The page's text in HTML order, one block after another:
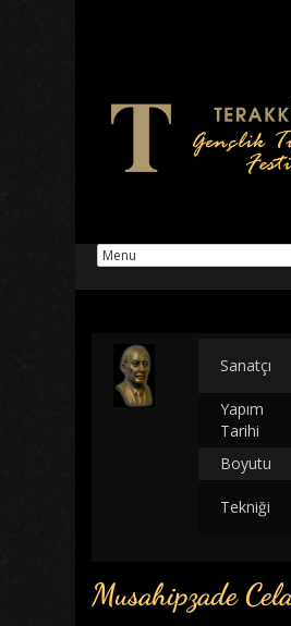
Sanatçı
Yapım
Tarihi
Boyutu
Tekniği
Musahipzade